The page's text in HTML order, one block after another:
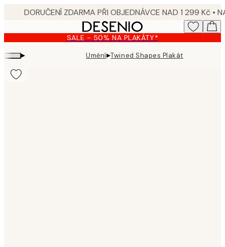
content.
SALE - 50% NA PLAKÁTY*
▸ Umění▸Twined Shapes Plakát